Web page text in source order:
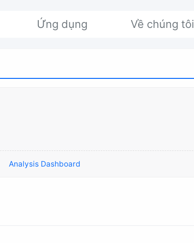
Ứng dụng Về chúng tôi
Analysis Dashboard